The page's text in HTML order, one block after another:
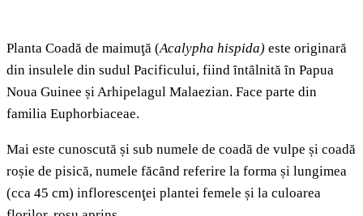
Planta Coadă de maimuţă (Acalypha hispida) este originară
din insulele din sudul Pacificului, fiind ȋntȃlnită ȋn Papua
Noua Guinee și Arhipelagul Malaezian. Face parte din
familia Euphorbiaceae.
Mai este cunoscută și sub numele de coadă de vulpe și coadă
roșie de pisică, numele făcȃnd referire la forma și lungimea
(cca 45 cm) inflorescenţei plantei femele și la culoarea